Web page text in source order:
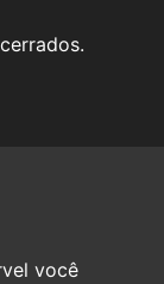
você